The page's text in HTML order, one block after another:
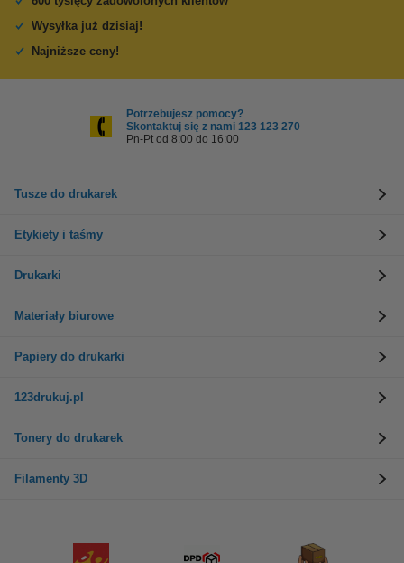
Wysyłka już dzisiaj!
Najniższe ceny!
Potrzebujesz pomocy?
Skontaktuj się z nami 123 123 270
Pn-Pt od 8:00 do 16:00
Tusze do drukarek
Etykiety i taśmy
Drukarki
Materiały biurowe
Papiery do drukarki
123drukuj.pl
Tonery do drukarek
Filamenty 3D